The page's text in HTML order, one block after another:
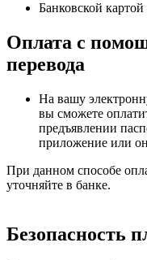
Банковской картой
Оплата с
перевода
На вашу
вы сможете
предъявлении
приложение или
При данном способе
уточняйте в банке.
Безопасность